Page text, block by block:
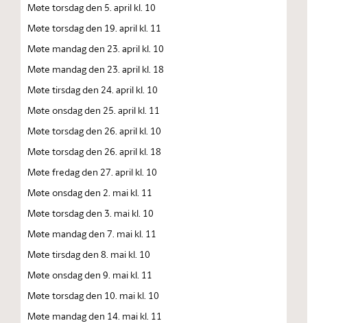
Møte torsdag den 5. april kl. 10
Møte torsdag den 19. april kl. 11
Møte mandag den 23. april kl. 10
Møte mandag den 23. april kl. 18
Møte tirsdag den 24. april kl. 10
Møte onsdag den 25. april kl. 11
Møte torsdag den 26. april kl. 10
Møte torsdag den 26. april kl. 18
Møte fredag den 27. april kl. 10
Møte onsdag den 2. mai kl. 11
Møte torsdag den 3. mai kl. 10
Møte mandag den 7. mai kl. 11
Møte tirsdag den 8. mai kl. 10
Møte onsdag den 9. mai kl. 11
Møte torsdag den 10. mai kl. 10
Møte mandag den 14. mai kl. 11